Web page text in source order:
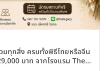
ทุกสิ่ง ครบทั้งพิธีไทยหรือจีน
บาท จากโรงแรม The